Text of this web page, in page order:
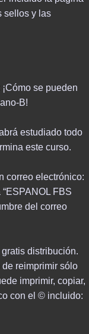
sellos y las
se pueden
B!
estudiado todo
este curso.
correo electrónico:
FBS
del correo
distribución.
reimprimir sólo
imprimir, copiar,
con el © incluido: